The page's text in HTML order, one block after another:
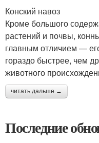
Конский навоз
Кроме большого
растений и почвы,
главным отличием —
гораздо быстрее, чем
животного
читать дальше →
Последние